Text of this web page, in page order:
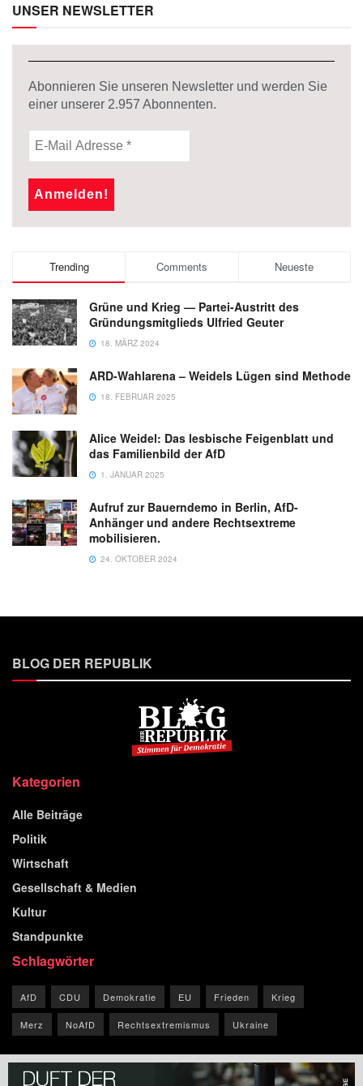
UNSER NEWSLETTER
Abonnieren Sie unseren Newsletter und werden Sie
einer unserer 2.957 Abonnenten.
Trending Comments Neueste
Grüne und Krieg — Partei-Austritt des
Gründungsmitglieds Ulfried Geuter
18. MÄRZ 2024
ARD-Wahlarena – Weidels Lügen sind Methode
18. FEBRUAR 2025
Alice Weidel: Das lesbische Feigenblatt und
das Familienbild der AfD
1. JANUAR 2025
Aufruf zur Bauerndemo in Berlin, AfD-
Anhänger und andere Rechtsextreme
mobilisieren.
24. OKTOBER 2024
BLOG DER REPUBLIK
Kategorien
Alle Beiträge
Politik
Wirtschaft
Gesellschaft & Medien
Kultur
Standpunkte
Schlagwörter
AfD CDU Demokratie EU Frieden Krieg
Merz NoAfD Rechtsextremismus Ukraine